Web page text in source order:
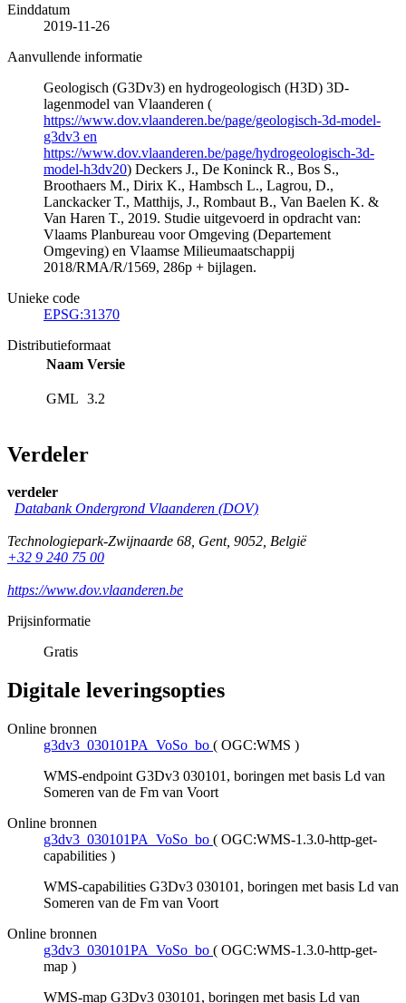
Einddatum
2019-11-26
Aanvullende informatie
Geologisch (G3Dv3) en hydrogeologisch (H3D) 3D-
lagenmodel van Vlaanderen (
https://www.dov.vlaanderen.be/page/geologisch-3d-model-
g3dv3 en
https://www.dov.vlaanderen.be/page/hydrogeologisch-3d-
model-h3dv20) Deckers J., De Koninck R., Bos S.,
Broothaers M., Dirix K., Hambsch L., Lagrou, D.,
Lanckacker T., Matthijs, J., Rombaut B., Van Baelen K. &
Van Haren T., 2019. Studie uitgevoerd in opdracht van:
Vlaams Planbureau voor Omgeving (Departement
Omgeving) en Vlaamse Milieumaatschappij
2018/RMA/R/1569, 286p + bijlagen.
Unieke code
EPSG:31370
Distributieformaat
Naam Versie
GML 3.2
Verdeler
verdeler
Databank Ondergrond Vlaanderen (DOV)
Technologiepark-Zwijnaarde 68, Gent, 9052, België
+32 9 240 75 00
https://www.dov.vlaanderen.be
Prijsinformatie
Gratis
Digitale leveringsopties
Online bronnen
g3dv3_030101PA_VoSo_bo ( OGC:WMS )
WMS-endpoint G3Dv3 030101, boringen met basis Ld van
Someren van de Fm van Voort
Online bronnen
g3dv3_030101PA_VoSo_bo ( OGC:WMS-1.3.0-http-get-
capabilities )
WMS-capabilities G3Dv3 030101, boringen met basis Ld van
Someren van de Fm van Voort
Online bronnen
g3dv3_030101PA_VoSo_bo ( OGC:WMS-1.3.0-http-get-
map )
WMS-map G3Dv3 030101, boringen met basis Ld van